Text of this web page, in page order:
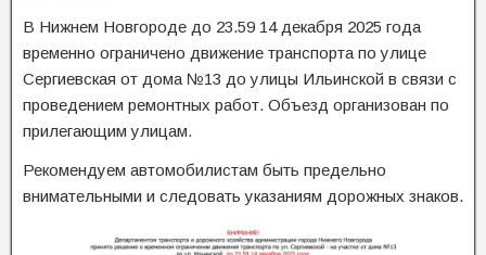
В Нижнем Новгороде до 23.59 14 декабря 2025 года
временно ограничено движение транспорта по улице
Сергиевская от дома №13 до улицы Ильинской в связи с
проведением ремонтных работ. Объезд организован по
прилегающим улицам.
Рекомендуем автомобилистам быть предельно
внимательными и следовать указаниям дорожных знаков.